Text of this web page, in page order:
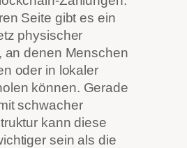
Seite gibt es ein
physischer
an denen Menschen
oder in lokaler
können. Gerade
schwacher
kann diese
sein als die